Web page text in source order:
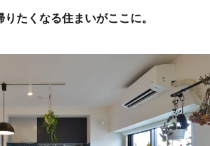
りたくなる住まいがここに。